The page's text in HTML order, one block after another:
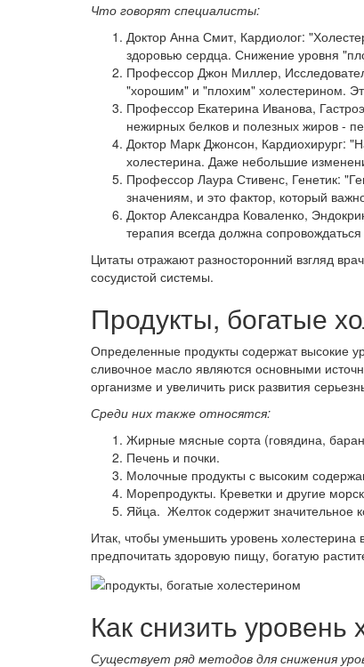
Что говорят специалисты:
Доктор Анна Смит, Кардиолог:
здоровью сердца. Снижение уровня
Профессор Джон Миллер,
"хорошим" и "плохим" холестерином.
Профессор Екатерина Иванова,
нежирных белков и полезных жиров -
Доктор Марк Джонсон, Кардиохирург:
холестерина. Даже небольшие
Профессор Лаура Стивенс, Генетик:
значениям, и это фактор, который
Доктор Александра Коваленко,
терапия всегда должна
Цитаты отражают разносторонний взгляд
сосудистой системы.
Продукты, богатые
Определенные продукты содержат высокие
сливочное масло являются основными
организме и увеличить риск развития
Среди них также относятся:
Жирные мясные сорта (говядина,
Печень и почки.
Молочные продукты с высоким
Морепродукты. Креветки и другие
Яйца. Желток содержит значительное
Итак, чтобы уменьшить уровень холестерина
предпочитать здоровую пищу, богатую
Как снизить уровень
Существует ряд методов для снижения